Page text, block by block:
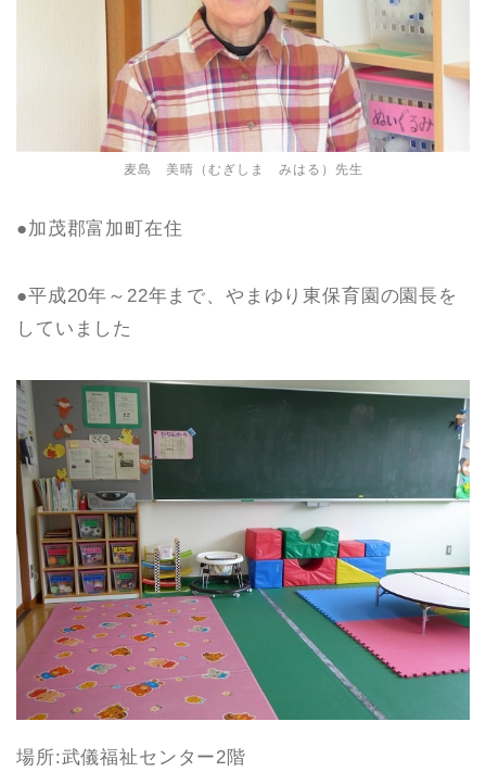
麦島 美晴（むぎしま みはる）先生
●加茂郡富加町在住
●平成20年～22年まで、やまゆり東保育園の園長を
していました
場所:武儀福祉センター2階